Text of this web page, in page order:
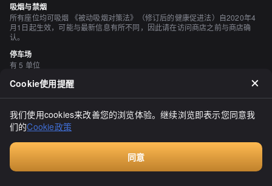
吸烟与禁烟
所有座位均可吸烟 《被动吸烟对策法》（修订后的健康促进法）自2020年4
月1日起生效，可能与最新信息有所不同，因此请在访问商店之前与商店确
认。
停车场
有 5 单位
空间与设备
评价（20）
f80-comp
Cookie使用提醒
我们使用cookies来改善您的浏览体验。继续浏览即表示您同意我
们的Cookie政策
同意